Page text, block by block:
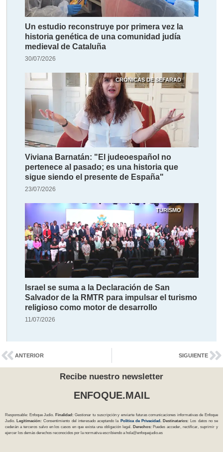
Un estudio reconstruye por primera vez la
historia genética de una comunidad judía
medieval de Cataluña
30/07/2026
CRÓNICAS DE SEFARAD
Viviana Barnatán: "El judeoespañol no
pertenece al pasado; es una historia que
sigue siendo el presente de España"
23/07/2026
TURISMO
Israel se suma a la Declaración de San
Salvador de la RMTR para impulsar el turismo
religioso como motor de desarrollo
11/07/2026
ANTERIOR SIGUIENTE
Recibe nuestro newsletter
ENFOQUE.MAIL
Responsable: Enfoque Judío. Finalidad: Gestionar tu suscripción y enviarte futuras comunicaciones informativas de Enfoque
Judío. Legitimación: Consentimiento del interesado aceptando la Política de Privacidad . Destinatarios: Los datos no se
cederán a terceros salvo en los casos en que exista una obligación legal. Derechos: Puedes acceder, rectificar, suprimir y
ejercer los demás derechos reconocidos por la normativa escribiendo a hola@enfoquejudio.es